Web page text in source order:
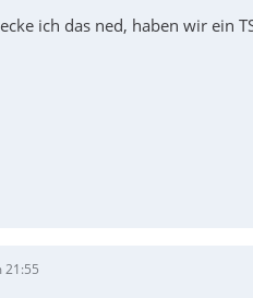
ich das ned, haben wir ein
21:55